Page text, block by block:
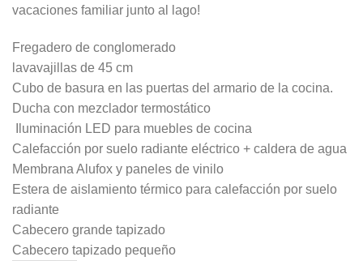
vacaciones familiar junto al lago!
Fregadero de conglomerado
lavavajillas de 45 cm
Cubo de basura en las puertas del armario de la cocina.
Ducha con mezclador termostático
Iluminación LED para muebles de cocina
Calefacción por suelo radiante eléctrico + caldera de agua
Membrana Alufox y paneles de vinilo
Estera de aislamiento térmico para calefacción por suelo
radiante
Cabecero grande tapizado
Cabecero tapizado pequeño